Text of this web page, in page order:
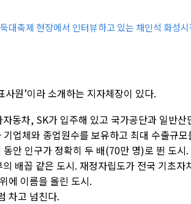
축제 현장에서 인터뷰하고 있는 채인석 화성시
원’이라 소개하는 지자체장이 있다.
동차, SK가 입주해 있고 국가공단과 일반산
업체와 종업원수를 보유하고 최대 수출규모
안 인구가 정확히 두 배(70만 명)로 뛴 도시.
배꼽 같은 도시. 재정자립도가 전국 기초자
에 이름을 올린 도시.
차고 넘친다.